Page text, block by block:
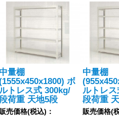
中量棚
ボ
トレス式 300kg/
荷重 天地5段
売価格(税込)：
中量棚
ルトレ
段荷重
販売価格(